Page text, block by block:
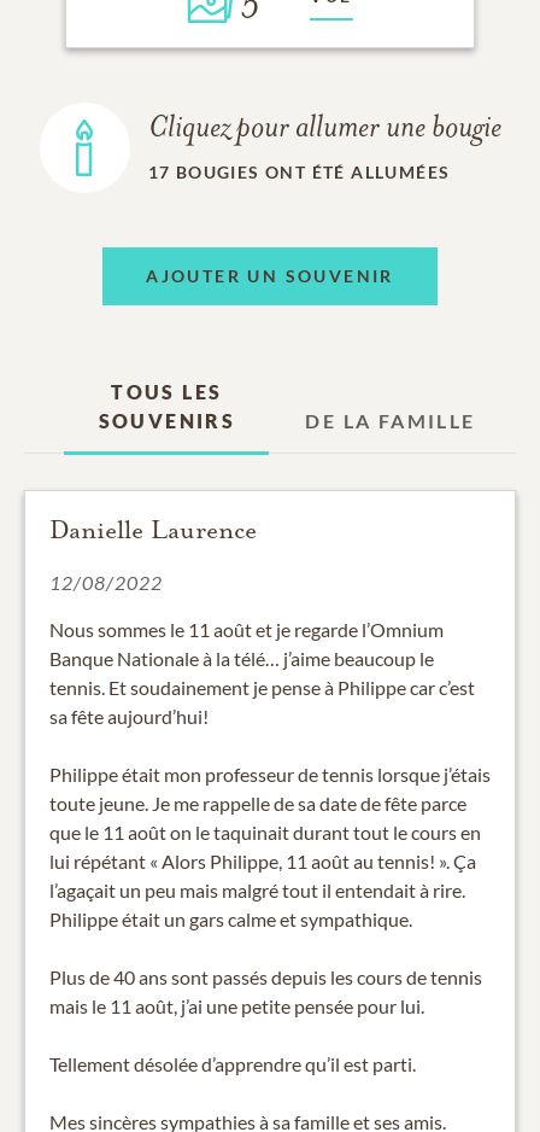
Cliquez pour allumer une bougie
17 BOUGIES ONT ÉTÉ ALLUMÉES
AJOUTER UN SOUVENIR
TOUS LES
SOUVENIRS
DE LA FAMILLE
Danielle Laurence
12/08/2022
Nous sommes le 11 août et je regarde l’Omnium
Banque Nationale à la télé… j’aime beaucoup le
tennis. Et soudainement je pense à Philippe car c’est
sa fête aujourd’hui!
Philippe était mon professeur de tennis lorsque j’étais
toute jeune. Je me rappelle de sa date de fête parce
que le 11 août on le taquinait durant tout le cours en
lui répétant « Alors Philippe, 11 août au tennis! ». Ça
l’agaçait un peu mais malgré tout il entendait à rire.
Philippe était un gars calme et sympathique.
Plus de 40 ans sont passés depuis les cours de tennis
mais le 11 août, j’ai une petite pensée pour lui.
Tellement désolée d’apprendre qu’il est parti.
Mes sincères sympathies à sa famille et ses amis.